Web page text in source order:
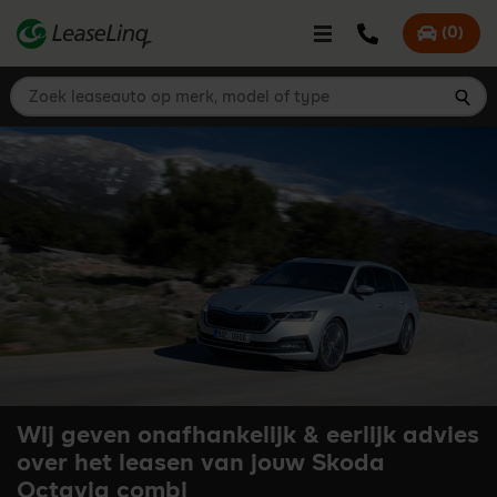
Bel LeaseLinq
Mijn
(0)
Zoek leaseauto op merk, model of type
Wij geven onafhankelijk & eerlijk advies
over het leasen van jouw Skoda
Octavia combi